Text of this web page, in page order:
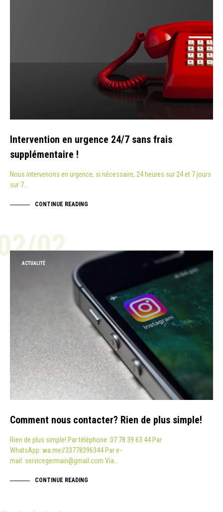
Intervention en urgence 24/7 sans frais
supplémentaire !
Nous intervenons en urgence, si nécessaire, 24 heures sur 24 et 7 jours
sur 7…
CONTINUE READING
02
ACTUALITÉ
Comment nous contacter? Rien de plus simple!
Rien de plus simple! Par téléphone: 07 78 39 63 44 Par
WhatsApp: wa.me//33778396344 Par e-
mail: servicegermain@gmail.com Via…
CONTINUE READING